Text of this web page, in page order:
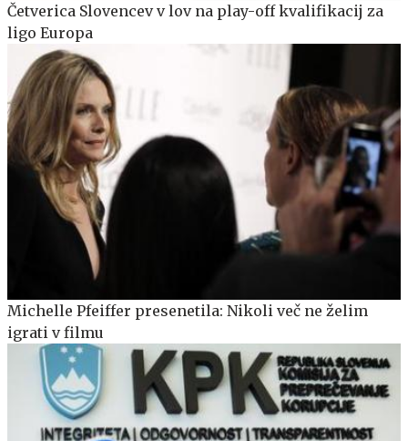
Četverica Slovencev v lov na play-off kvalifikacij za
ligo Europa
Michelle Pfeiffer presenetila: Nikoli več ne želim
igrati v filmu